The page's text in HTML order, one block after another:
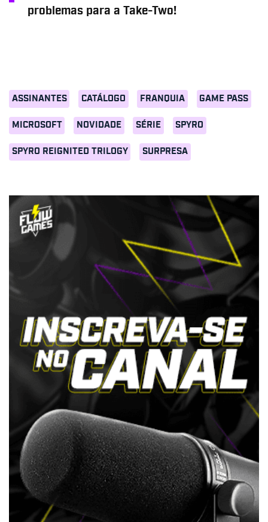
ASSINANTES CATÁLOGO FRANQUIA GAME PASS
MICROSOFT NOVIDADE SÉRIE SPYRO
SPYRO REIGNITED TRILOGY SURPRESA
problemas para a Take-Two!